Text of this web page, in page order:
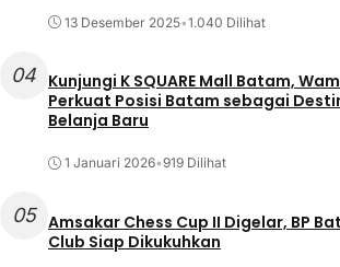
13 Desember 2025•1.040 Dilihat
04 Kunjungi K SQUARE Mall Batam,
Perkuat Posisi Batam sebagai
Belanja Baru
1 Januari 2026•919 Dilihat
05 Amsakar Chess Cup II Digelar, BP
Club Siap Dikukuhkan